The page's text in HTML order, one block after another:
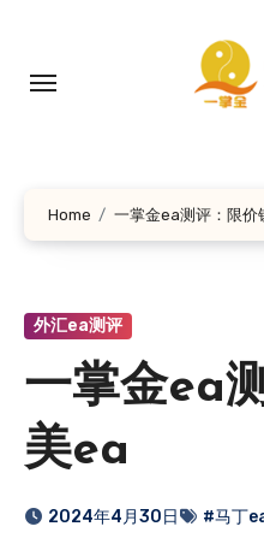
Home 一掌金ea测评：限价
外汇ea测评
一掌金ea
美ea
2024年4月30日 #马丁